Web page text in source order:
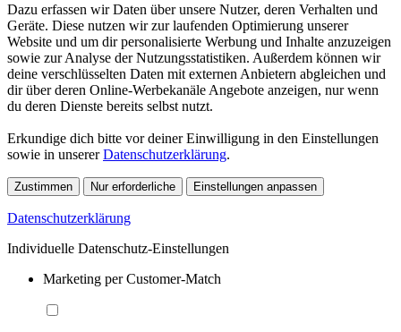
Dazu erfassen wir Daten über unsere Nutzer, deren Verhalten und
Geräte. Diese nutzen wir zur laufenden Optimierung unserer
Website und um dir personalisierte Werbung und Inhalte anzuzeigen
sowie zur Analyse der Nutzungsstatistiken. Außerdem können wir
deine verschlüsselten Daten mit externen Anbietern abgleichen und
dir über deren Online-Werbekanäle Angebote anzeigen, nur wenn
du deren Dienste bereits selbst nutzt.
Erkundige dich bitte vor deiner Einwilligung in den Einstellungen
sowie in unsererDatenschutzerklärung.
Zustimmen Nur erforderliche Einstellungen anpassen
Datenschutzerklärung
Individuelle Datenschutz-Einstellungen
Marketing per Customer-Match